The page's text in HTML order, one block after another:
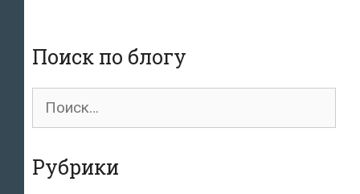
в
Поиск по блогу
Поиск
Рубрики